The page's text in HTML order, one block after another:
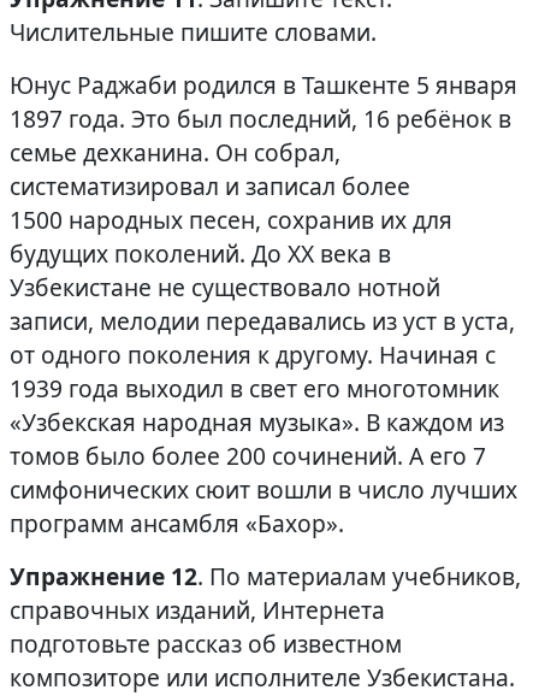
Числительные пишите словами.
Юнус Раджаби родился в Ташкенте 5 января
1897 года. Это был последний, 16 ребёнок в
семье дехканина. Он собрал,
систематизировал и записал более
1500 народных песен, сохранив их для
будущих поколений. До XX века в
Узбекистане не существовало нотной
записи, мелодии передавались из уст в уста,
от одного поколения к другому. Начиная с
1939 года выходил в свет его многотомник
«Узбекская народная музыка». В каждом из
томов было более 200 сочинений. А его 7
симфонических сюит вошли в число лучших
программ ансамбля «Бахор».
Упражнение 12. По материалам учебников,
справочных изданий, Интернета
подготовьте рассказ об известном
композиторе или исполнителе Узбекистана.